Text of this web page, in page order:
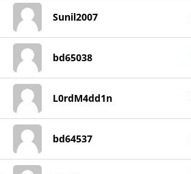
Sunil2007
bd65038
L0rdM4dd1n
bd64537